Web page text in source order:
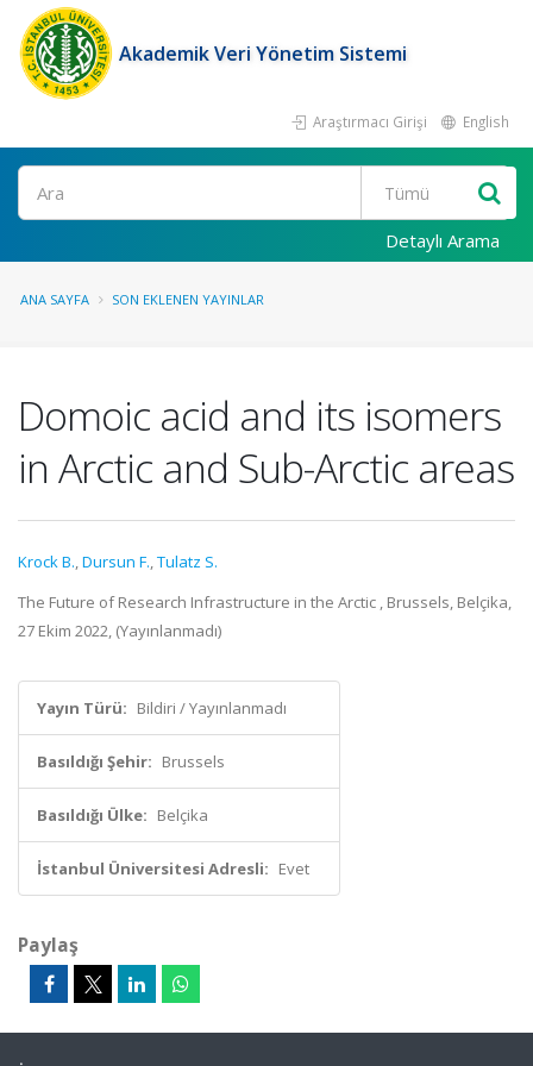
Akademik Veri Yönetim Sistemi
Araştırmacı Girişi English
Ara
Detaylı Arama
ANA SAYFA SON EKLENEN YAYINLAR
Domoic acid and its isomers
in Arctic and Sub-Arctic areas
Krock B.,Dursun F.,Tulatz S.
The Future of Research Infrastructure in the Arctic , Brussels, Belçika,
27 Ekim 2022, (Yayınlanmadı)
Yayın Türü: Bildiri / Yayınlanmadı
Basıldığı Şehir: Brussels
Basıldığı Ülke: Belçika
İstanbul Üniversitesi Adresli: Evet
Paylaş